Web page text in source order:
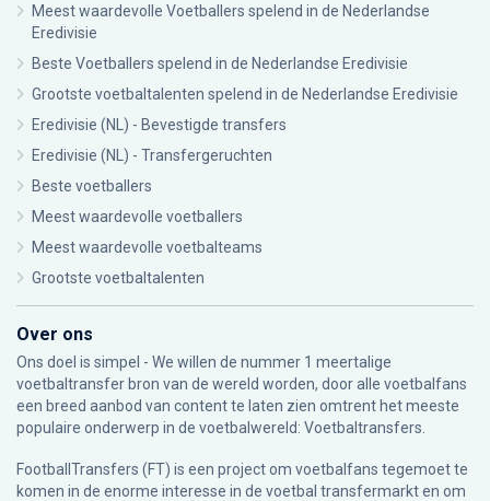
Meest waardevolle Voetballers spelend in de Nederlandse
Eredivisie
Beste Voetballers spelend in de Nederlandse Eredivisie
Grootste voetbaltalenten spelend in de Nederlandse Eredivisie
Eredivisie (NL) - Bevestigde transfers
Eredivisie (NL) - Transfergeruchten
Beste voetballers
Meest waardevolle voetballers
Meest waardevolle voetbalteams
Grootste voetbaltalenten
Over ons
Ons doel is simpel - We willen de nummer 1 meertalige
voetbaltransfer bron van de wereld worden, door alle voetbalfans
een breed aanbod van content te laten zien omtrent het meeste
populaire onderwerp in de voetbalwereld: Voetbaltransfers.
FootballTransfers (FT) is een project om voetbalfans tegemoet te
komen in de enorme interesse in de voetbal transfermarkt en om